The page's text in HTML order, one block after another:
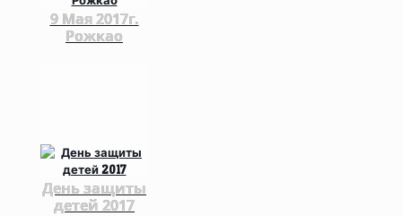
9 Мая 2017г.
Рожкао
День защиты
детей 2017